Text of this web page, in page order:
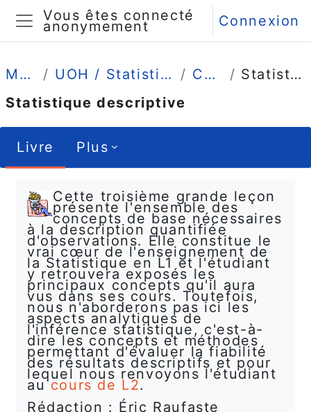
Passer au contenu principal
Panneau latéral
Vous êtes connecté
anonymement Connexion
Mes cours UOH / Statistique et Psychométrie en L1 Comprendre
Statistique descriptive
Statistique descriptive
Livre Plus
Cette troisième grande leçon
présente l'ensemble des
concepts de base nécessaires
à la description quantifiée
d'observations. Elle constitue le
vrai cœur de l'enseignement de
la Statistique en L1 et l'étudiant
y retrouvera exposés les
principaux concepts qu'il aura
vus dans ses cours. Toutefois,
nous n'aborderons pas ici les
aspects analytiques de
l'inférence statistique, c'est-à-
dire les concepts et méthodes
permettant d'évaluer la fiabilité
des résultats descriptifs et pour
lequel nous renvoyons l'étudiant
aucours de L2.
Rédaction : Éric Raufaste